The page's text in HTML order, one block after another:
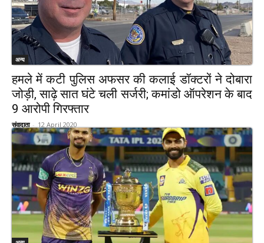
अन्य
हमले में कटी पुलिस अफसर की कलाई डॉक्टरों ने दोबारा
जोड़ी, साढ़े सात घंटे चली सर्जरी; कमांडो ऑपरेशन के बाद
9 आरोपी गिरफ्तार
संवादाता - 12 April 2020